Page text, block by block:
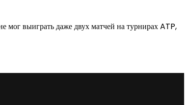
мог выиграть даже двух матчей на турнирах ATP,